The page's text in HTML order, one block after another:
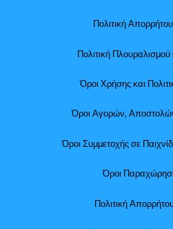
Πολιτική
Πολιτική Πλουραλισμού
Όροι Χρήσης και
Όροι Αγορών,
Όροι Συμμετοχής σε
Όροι
Πολιτική